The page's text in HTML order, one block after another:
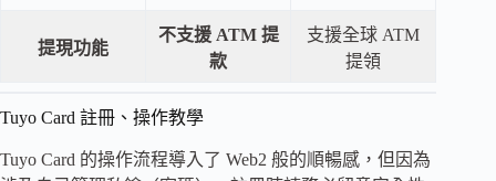
提現功能
不支援 ATM 提
款
支援全球 ATM
提領
Tuyo Card 註冊、操作教學
Tuyo Card 的操作流程導入了 Web2 般的順暢感，但因為